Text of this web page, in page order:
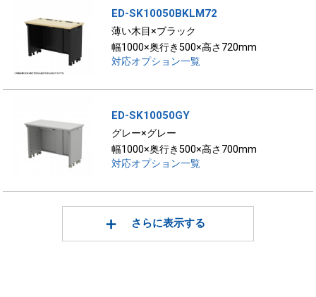
ED-SK10050BKLM72
薄い木目×ブラック
幅1000×奥行き500×高さ720mm
対応オプション一覧
ED-SK10050GY
グレー×グレー
幅1000×奥行き500×高さ700mm
対応オプション一覧
さらに表示する